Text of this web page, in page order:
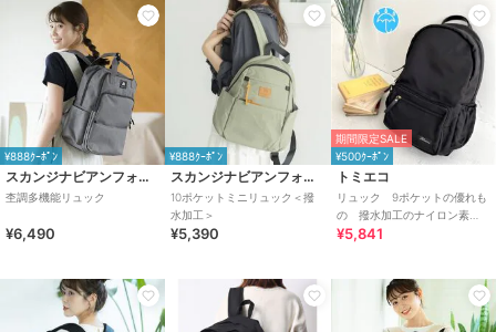
¥888ｸｰﾎﾟﾝ
スカンジナビアンフォレスト
杢調多機能リュック
¥6,490
¥888ｸｰﾎﾟﾝ
スカンジナビアンフォレスト
10ポケットミニリュック＜撥
水加工＞
¥5,390
期間限定SALE
¥500ｸｰﾎﾟﾝ
トミエコ
リュック 9ポケットの優れも
の 撥水加工のナイロン素
材 晴雨兼用 バックパック
¥5,841